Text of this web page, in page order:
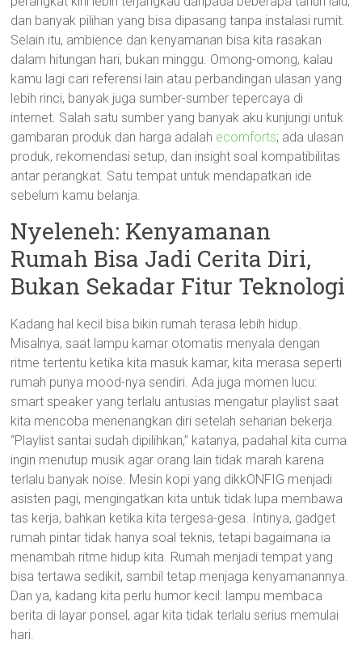
dan banyak pilihan yang bisa dipasang tanpa instalasi rumit.
Selain itu, ambience dan kenyamanan bisa kita rasakan
dalam hitungan hari, bukan minggu. Omong-omong, kalau
kamu lagi cari referensi lain atau perbandingan ulasan yang
lebih rinci, banyak juga sumber-sumber tepercaya di
internet. Salah satu sumber yang banyak aku kunjungi untuk
gambaran produk dan harga adalah ecomforts; ada ulasan
produk, rekomendasi setup, dan insight soal kompatibilitas
antar perangkat. Satu tempat untuk mendapatkan ide
sebelum kamu belanja.
Nyeleneh: Kenyamanan
Rumah Bisa Jadi Cerita Diri,
Bukan Sekadar Fitur Teknologi
Kadang hal kecil bisa bikin rumah terasa lebih hidup.
Misalnya, saat lampu kamar otomatis menyala dengan
ritme tertentu ketika kita masuk kamar, kita merasa seperti
rumah punya mood-nya sendiri. Ada juga momen lucu:
smart speaker yang terlalu antusias mengatur playlist saat
kita mencoba menenangkan diri setelah seharian bekerja.
“Playlist santai sudah dipilihkan,” katanya, padahal kita cuma
ingin menutup musik agar orang lain tidak marah karena
terlalu banyak noise. Mesin kopi yang dikkONFIG menjadi
asisten pagi, mengingatkan kita untuk tidak lupa membawa
tas kerja, bahkan ketika kita tergesa-gesa. Intinya, gadget
rumah pintar tidak hanya soal teknis, tetapi bagaimana ia
menambah ritme hidup kita. Rumah menjadi tempat yang
bisa tertawa sedikit, sambil tetap menjaga kenyamanannya.
Dan ya, kadang kita perlu humor kecil: lampu membaca
berita di layar ponsel, agar kita tidak terlalu serius memulai
hari.